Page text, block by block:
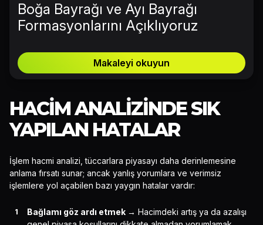
Boğa Bayrağı ve Ayı Bayrağı
Formasyonlarını Açıklıyoruz
Makaleyi okuyun
HACIM ANALIZINDE SIK
YAPILAN HATALAR
İşlem hacmi analizi, tüccarlara piyasayı daha derinlemesine
anlama fırsatı sunar; ancak yanlış yorumlara ve verimsiz
işlemlere yol açabilen bazı yaygın hatalar vardır:
Bağlamı göz ardı etmek → Hacimdeki artış ya da azalışı